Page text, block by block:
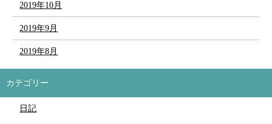
2019年10月
2019年9月
2019年8月
カテゴリー
日記